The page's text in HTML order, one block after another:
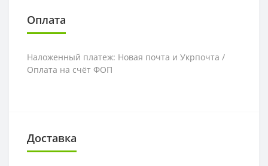
Оплата
Наложенный платеж: Новая почта и Укрпочта /
Оплата на счёт ФОП
Доставка